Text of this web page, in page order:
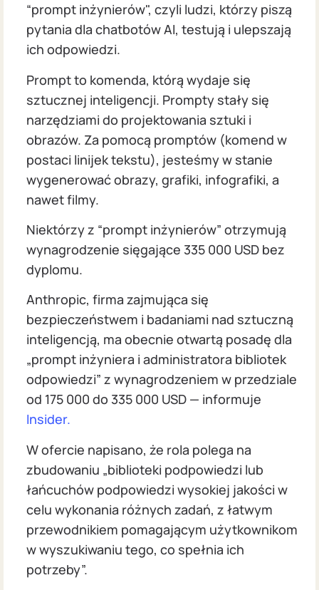
“prompt inżynierów", czyli ludzi, którzy piszą
pytania dla chatbotów AI, testują i ulepszają
ich odpowiedzi.
Prompt to komenda, którą wydaje się
sztucznej inteligencji. Prompty stały się
narzędziami do projektowania sztuki i
obrazów. Za pomocą promptów (komend w
postaci linijek tekstu), jesteśmy w stanie
wygenerować obrazy, grafiki, infografiki, a
nawet filmy.
Niektórzy z “prompt inżynierów” otrzymują
wynagrodzenie sięgające 335 000 USD bez
dyplomu.
Anthropic, firma zajmująca się
bezpieczeństwem i badaniami nad sztuczną
inteligencją, ma obecnie otwartą posadę dla
„prompt inżyniera i administratora bibliotek
odpowiedzi” z wynagrodzeniem w przedziale
od 175 000 do 335 000 USD — informuje
Insider.
W ofercie napisano, że rola polega na
zbudowaniu „biblioteki podpowiedzi lub
łańcuchów podpowiedzi wysokiej jakości w
celu wykonania różnych zadań, z łatwym
przewodnikiem pomagającym użytkownikom
w wyszukiwaniu tego, co spełnia ich
potrzeby”.